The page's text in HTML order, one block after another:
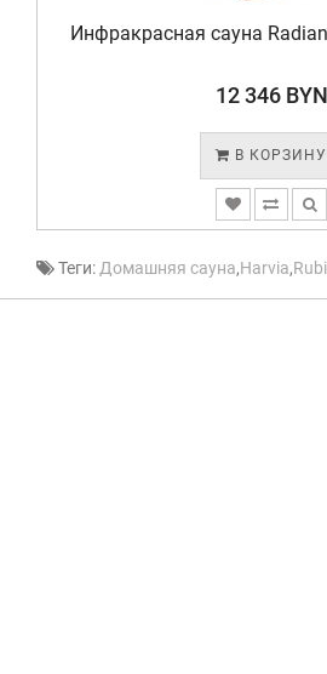
Инфракрасная сауна
12 346 BYN
В КОРЗИНУ
Теги: Домашняя сауна,Harvia,